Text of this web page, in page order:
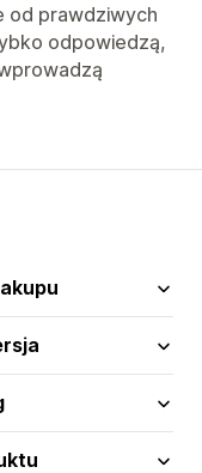
od prawdziwych
odpowiedzą,